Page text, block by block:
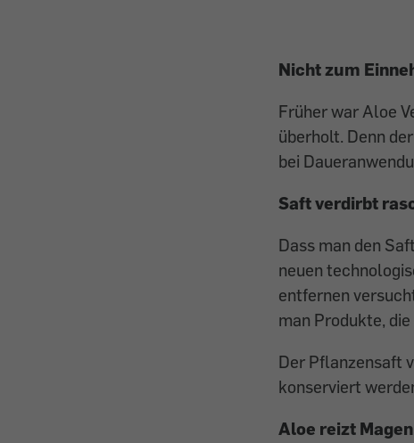
Nicht zum
Früher war Aloe
überholt. Denn
bei
Saft verdirbt
Dass man den
neuen
entfernen
man Produkte,
Der Pflanzensaft
konserviert
Aloe reizt